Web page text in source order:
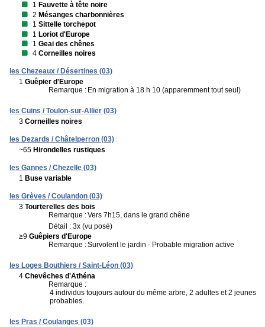
1 Fauvette à tête noire
2 Mésanges charbonnières
1 Sittelle torchepot
1 Loriot d'Europe
1 Geai des chênes
4 Corneilles noires
les Chezeaux / Désertines (03)
1 Guêpier d'Europe
Remarque : En migration à 18 h 10 (apparemment tout seul)
les Cuins / Toulon-sur-Allier (03)
3 Corneilles noires
les Dezards / Châtelperron (03)
~65 Hirondelles rustiques
les Gannes / Chezelle (03)
1 Buse variable
les Grèves / Coulandon (03)
3 Tourterelles des bois
Remarque :Vers 7h15, dans le grand chêne
Détail : 3x (vu posé)
≥9 Guêpiers d'Europe
Remarque :Survolent le jardin - Probable migration active
les Loges Bouthiers / Saint-Léon (03)
4 Chevêches d'Athéna
Remarque :
4 individus toujours autour du même arbre, 2 adultes et 2 jeunes
probables.
les Pras / Coulanges (03)